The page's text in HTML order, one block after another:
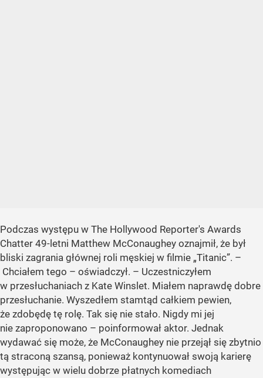
Podczas występu w The Hollywood Reporter's Awards
Chatter 49-letni Matthew McConaughey oznajmił, że był
bliski zagrania głównej roli męskiej w filmie „Titanic”. –
Chciałem tego – oświadczył. – Uczestniczyłem
w przesłuchaniach z Kate Winslet. Miałem naprawdę dobre
przesłuchanie. Wyszedłem stamtąd całkiem pewien,
że zdobędę tę rolę. Tak się nie stało. Nigdy mi jej
nie zaproponowano – poinformował aktor. Jednak
wydawać się może, że McConaughey nie przejął się zbytnio
tą straconą szansą, ponieważ kontynuował swoją karierę
występując w wielu dobrze płatnych komediach